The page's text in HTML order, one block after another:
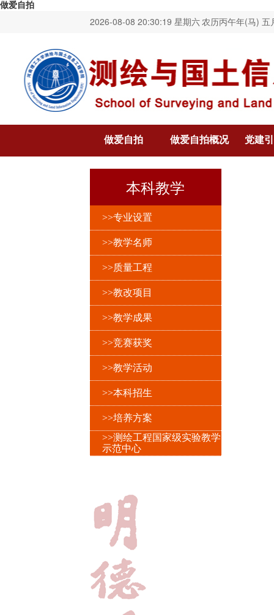
做爱自拍
2026-08-08 20:30:20 星期六农历丙午年(马) 五
做爱自拍 做爱自拍概况 党建
本科教学
>>专业设置
>>教学名师
>>质量工程
>>教改项目
>>教学成果
>>竞赛获奖
>>教学活动
>>本科招生
>>培养方案
>>测绘工程国家级实验教学
示范中心